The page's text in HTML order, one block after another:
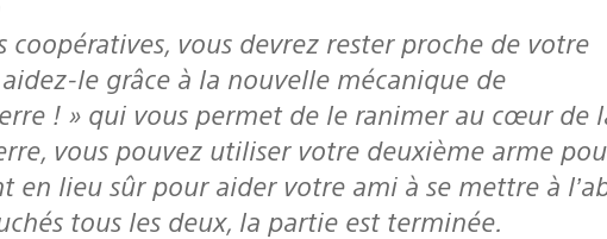
coopératives, vous devrez rester proche de votre
aidez-le grâce à la nouvelle mécanique de
! » qui vous permet de le ranimer au cœur de
vous pouvez utiliser votre deuxième arme
en lieu sûr pour aider votre ami à se mettre à
tous les deux, la partie est terminée.